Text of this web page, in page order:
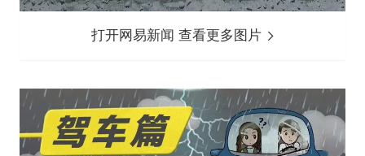
打开网易新闻 查看更多图片